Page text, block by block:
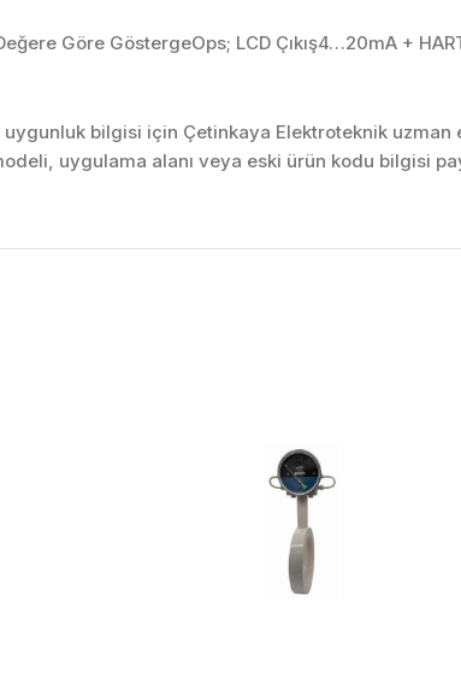
Göre GöstergeOps; LCD Çıkış4…20mA +
bilgisi için Çetinkaya Elektroteknik
uygulama alanı veya eski ürün kodu bilgisi